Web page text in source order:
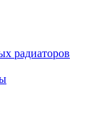
радиаторов